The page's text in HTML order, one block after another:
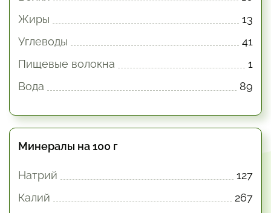
Жиры
13
Углеводы
41
Пищевые волокна
1
Вода
89
Минералы на 100 г
Натрий
127
Калий
267